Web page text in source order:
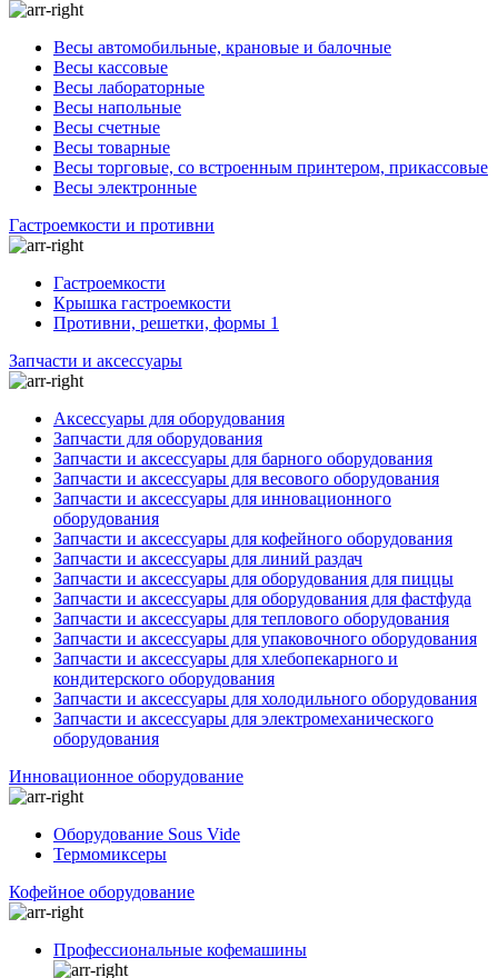
Весы автомобильные, крановые и балочные
Весы кассовые
Весы лабораторные
Весы напольные
Весы счетные
Весы товарные
Весы торговые, со встроенным принтером, прикассовые
Весы электронные
Гастроемкости и противни
Гастроемкости
Крышка гастроемкости
Противни, решетки, формы 1
Запчасти и аксессуары
Аксессуары для оборудования
Запчасти для оборудования
Запчасти и аксессуары для барного оборудования
Запчасти и аксессуары для весового оборудования
Запчасти и аксессуары для инновационного
оборудования
Запчасти и аксессуары для кофейного оборудования
Запчасти и аксессуары для линий раздач
Запчасти и аксессуары для оборудования для пиццы
Запчасти и аксессуары для оборудования для фастфуда
Запчасти и аксессуары для теплового оборудования
Запчасти и аксессуары для упаковочного оборудования
Запчасти и аксессуары для хлебопекарного и
кондитерского оборудования
Запчасти и аксессуары для холодильного оборудования
Запчасти и аксессуары для электромеханического
оборудования
Инновационное оборудование
Оборудование Sous Vide
Термомиксеры
Кофейное оборудование
Профессиональные кофемашины